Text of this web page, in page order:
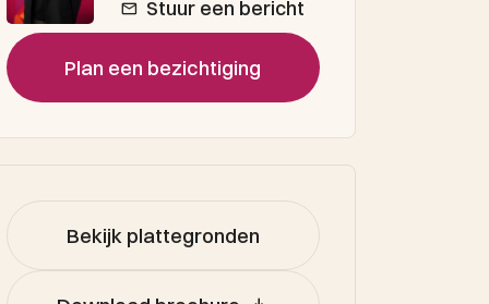
Stuur een bericht
Plan een bezichtiging
Bekijk plattegronden